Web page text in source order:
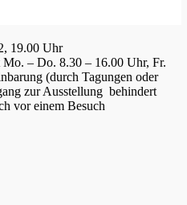
19.00 Uhr
– Do. 8.30 – 16.00 Uhr, Fr.
(durch Tagungen oder
zur Ausstellung behindert
vor einem Besuch